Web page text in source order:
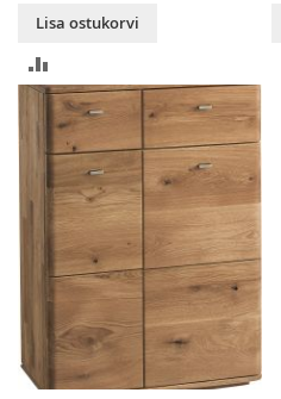
Lisa ostukorvi
VÕRDLUSESSE